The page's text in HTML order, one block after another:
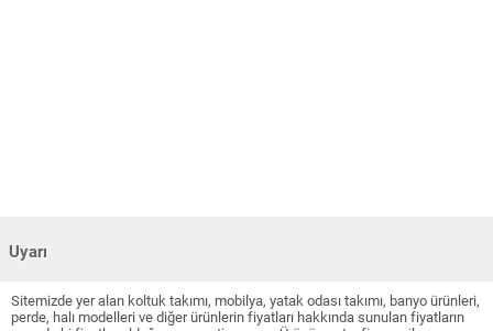
Uyarı
Sitemizde yer alan koltuk takımı, mobilya, yatak odası takımı, banyo ürünleri,
perde, halı modelleri ve diğer ürünlerin fiyatları hakkında sunulan fiyatların